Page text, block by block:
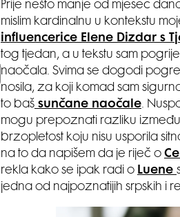
Prije nešto manje od mjesec
mislim kardinalnu u kontekstu
influencerice Elene Dizdar s
tog tjedan, a u tekstu sam
naočala. Svima se dogodi
nosila, za koji komad sam
to baš sunčane naočale.
mogu prepoznati razliku
brzopletost koju nisu usporila
na to da napišem da je riječ o
rekla kako se ipak radi o Luene
jedna od najpoznatijih srpskih i